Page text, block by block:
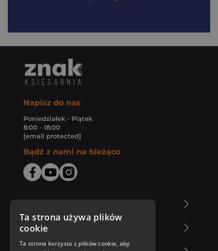
Napisz do nas
Poniedziałek - Piątek
8:00 - 18:00
[email protected]
Bądź z nami na bieżąco
Zakupy u nas
Ta strona używa plików
cookie
Ta strona korzysta z plików cookie, aby